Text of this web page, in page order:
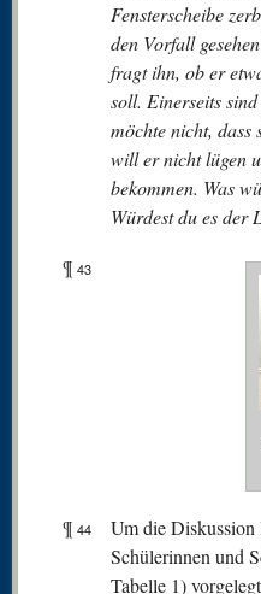
Fensterscheibe
den Vorfall
fragt ihn, ob er
soll. Einerseits
möchte nicht, dass
will er nicht lügen
bekommen. Was
Würdest du es der
¶ 43
¶ 44
Um die Diskussion
Schülerinnen und
Tabelle 1)